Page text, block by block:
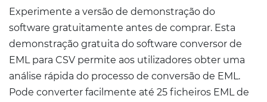
Experimente a versão de demonstração do
software gratuitamente antes de comprar. Esta
demonstração gratuita do software conversor de
EML para CSV permite aos utilizadores obter uma
análise rápida do processo de conversão de EML.
Pode converter facilmente até 25 ficheiros EML de